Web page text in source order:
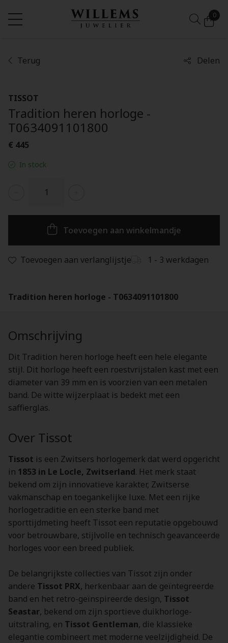
0
Terug Delen
TISSOT
Tradition heren horloge -
T0634091101800
€ 445
In stock
Toevoegen aan winkelmandje
Toevoegen aan verlanglijstje 1 - 3 werkdagen
Tradition heren horloge - T0634091101800
Omschrijving
Dit Tradition heren horloge heeft een hele elegante
stijl. Dit horloge heeft een roestvrijstalen kast met een
diameter van 39 mm en is voorzien van een metalen
band. De witte wijzerplaat is bedekt met een
saffierglas.
Over Tissot
Tissot is een Zwitsers horlogemerk dat werd opgericht
in 1853 in Le Locle, Zwitserland. Het merk staat
bekend om zijn innovatieve karakter, Zwitserse
vakmanschap en toegankelijke luxe. Met een rijke
horlogetraditie en een sterke band met
sporttijdmeting heeft Tissot een reputatie opgebouwd
voor betrouwbare, stijlvolle en technisch geavanceerde
horloges voor een breed publiek.
De belangrijkste collecties van Tissot zijn onder
andere Tissot PRX, herkenbaar aan de geïntegreerde
band en het retro-geïnspireerde design, Tissot
Seastar, bekend om zijn sportieve duikhorloge-
uitstraling, en Tissot Gentleman, die klassieke
elegantie combineert met moderne veelzijdigheid. De